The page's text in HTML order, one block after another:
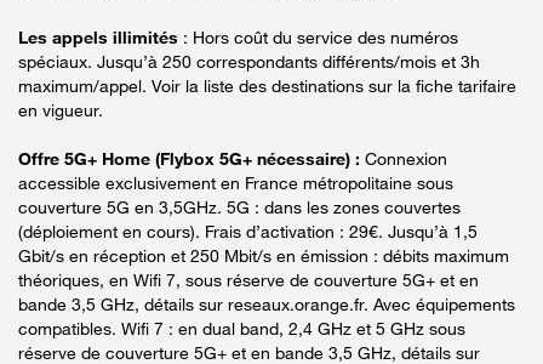
Les appels illimités : Hors coût du service des numéros
spéciaux. Jusqu’à 250 correspondants différents/mois et 3h
maximum/appel. Voir la liste des destinations sur la fiche tarifaire
en vigueur.
Offre 5G+ Home (Flybox 5G+ nécessaire) : Connexion
accessible exclusivement en France métropolitaine sous
couverture 5G en 3,5GHz. 5G : dans les zones couvertes
(déploiement en cours). Frais d’activation : 29€. Jusqu’à 1,5
Gbit/s en réception et 250 Mbit/s en émission : débits maximum
théoriques, en Wifi 7, sous réserve de couverture 5G+ et en
bande 3,5 GHz, détails sur reseaux.orange.fr. Avec équipements
compatibles. Wifi 7 : en dual band, 2,4 GHz et 5 GHz sous
réserve de couverture 5G+ et en bande 3,5 GHz, détails sur